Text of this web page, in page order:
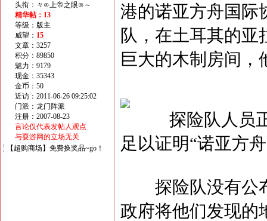
头衔：々⊙上帝之眼⊙～
精华帖：13
等级：版主
威望： 15
文章：3257
积分：89850
魅力：9179
现金：35343
金币：50
近访：2011-06-26 09:25:02
门派：龙门阵派
注册：2007-08-23
言论仅代表发帖人观点
与耍游网的立场无关
【超购商场】免费换奖品~go！
港的诺亚方舟国际
队，在土耳其的亚
巨大的木制房间，
探险队人员正
足以证明“诺亚方
探险队没有公布
政府将他们发现的